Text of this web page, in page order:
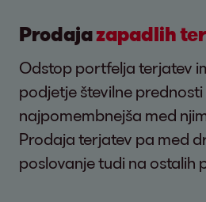
Prodajazapadlih
Odstop portfelja terjatev
podjetje številne prednosti
najpomembnejša med
Prodaja terjatev pa med
poslovanje tudi na ostalih